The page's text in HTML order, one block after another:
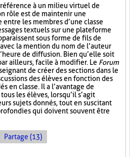
à un milieu virtuel de
rôle est de maintenir une
les membres d’une classe
textuels sur une plateforme
sous forme de fils de
la mention du nom de l’auteur
de diffusion. Bien qu’elle soit
ailleurs, facile à modifier. Le Forum
de créer des sections dans le
des élèves en fonction des
en classe. Il a l’avantage de
les élèves, lorsqu’il s’agit
sujets donnés, tout en suscitant
qui doivent souvent être
Partage (13)